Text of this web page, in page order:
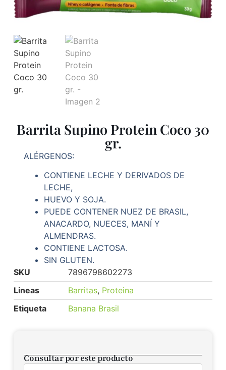
Barrita Supino Protein Coco 30
gr.
ALÉRGENOS:
CONTIENE LECHE Y DERIVADOS DE
LECHE,
HUEVO Y SOJA.
PUEDE CONTENER NUEZ DE BRASIL,
ANACARDO, NUECES, MANÍ Y
ALMENDRAS.
CONTIENE LACTOSA.
SIN GLUTEN.
SKU
7896798602273
Lineas
Barritas, Proteina
Etiqueta
Banana Brasil
Consultar por este producto